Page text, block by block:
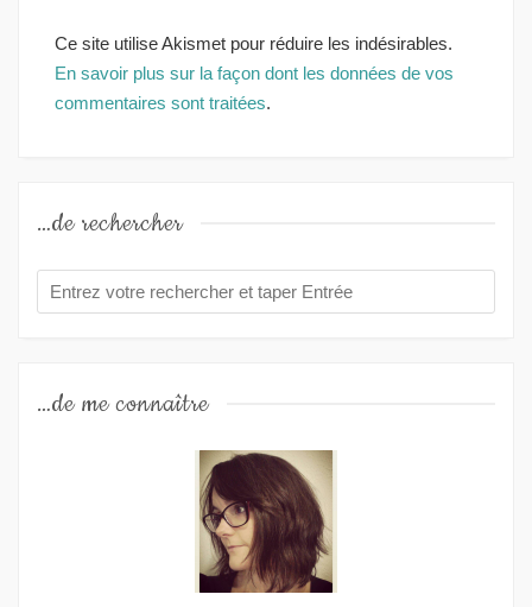
Ce site utilise Akismet pour réduire les indésirables.
En savoir plus sur la façon dont les données de vos
commentaires sont traitées.
…de rechercher
…de me connaître